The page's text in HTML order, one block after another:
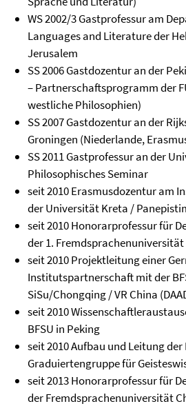
WS 2002/3 Gastprofessur am
Languages and Literature der
Jerusalem
SS 2006 Gastdozentur an der
– Partnerschaftsprogramm der
westliche Philosophien)
SS 2007 Gastdozentur an der
Groningen (Niederlande,
SS 2011 Gastprofessur an der
Philosophisches Seminar
seit 2010 Erasmusdozentur am
der Universität Kreta /
seit 2010 Honorarprofessur für
der 1. Fremdsprachenuniversität
seit 2010 Projektleitung einer
Institutspartnerschaft mit der
SiSu/Chongqing / VR China
seit 2010
BFSU in Peking
seit 2010 Aufbau und Leitung
Graduiertengruppe für
seit 2013 Honorarprofessur für
der Fremdsprachenuniversität